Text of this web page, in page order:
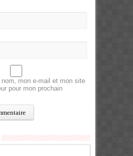
nom, mon e-mail et mon site
pour mon prochain